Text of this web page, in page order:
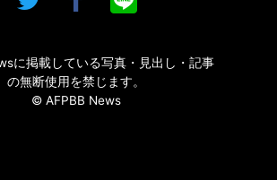
に掲載している写真・見出し・記事
の無断使用を禁じます。
© AFPBB News